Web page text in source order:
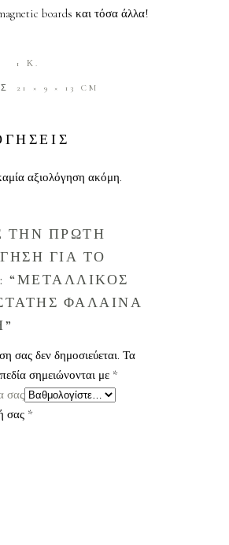
boards και τόσα άλλα!
1 Κ.
21 × 9 × 13 CM
αξιολόγηση ακόμη.
ΤΗΝ ΠΡΩΤΗ
ΓΙΑ ΤΟ
“ΜΕΤΑΛΛΙΚΟΣ
ΦΑΛΑΙΝΑ
σας δεν δημοσιεύεται. Τα
σημειώνονται με *
σας
σας *